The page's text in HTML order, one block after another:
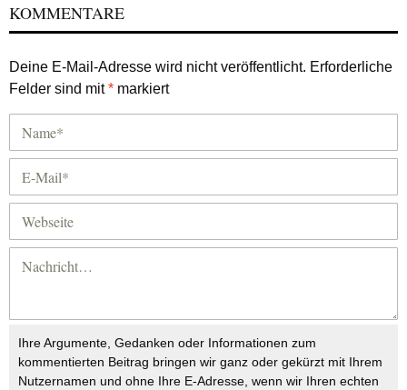
KOMMENTARE
Deine E-Mail-Adresse wird nicht veröffentlicht. Erforderliche
Felder sind mit* markiert
Ihre Argumente, Gedanken oder Informationen zum
kommentierten Beitrag bringen wir ganz oder gekürzt mit Ihrem
Nutzernamen und ohne Ihre E-Adresse, wenn wir Ihren echten